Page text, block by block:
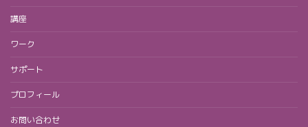
講座
ワーク
サポート
プロフィール
お問い合わせ